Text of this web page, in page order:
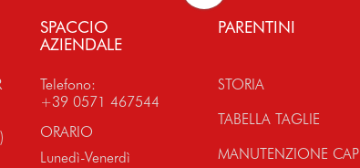
SPACCIO
AZIENDALE
Telefono:
+39 0571 467544
ORARIO
Lunedì-Venerdì
PARENTINI
STORIA
TABELLA TAGLIE
MANUTENZIONE CAPI